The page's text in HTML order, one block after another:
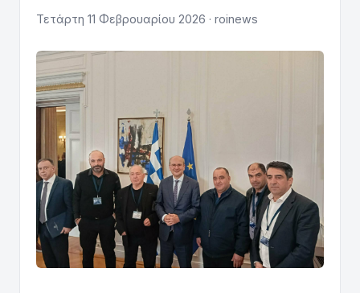
Τετάρτη 11 Φεβρουαρίου 2026 · roinews